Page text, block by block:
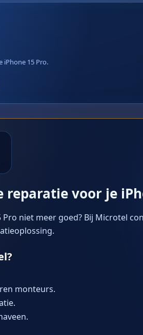
iPhone 15 Pro.
voor je
niet meer goed? Bij Microtel
monteurs.